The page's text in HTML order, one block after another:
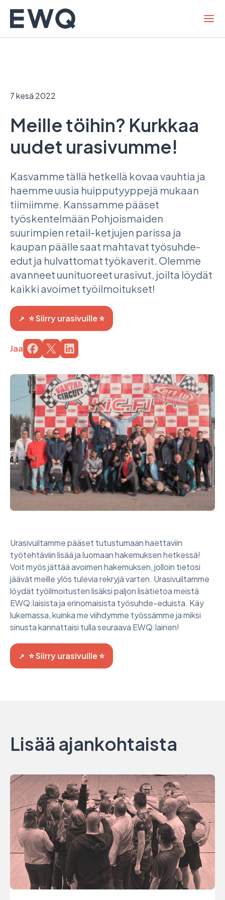
sisältöön
7 kesä 2022
Meille töihin? Kurkkaa
uudet urasivumme!
Kasvamme tällä hetkellä kovaa vauhtia ja
haemme uusia huipputyyppejä mukaan
tiimiimme. Kanssamme pääset
työskentelmään Pohjoismaiden
suurimpien retail-ketjujen parissa ja
kaupan päälle saat mahtavat työsuhde-
edut ja hulvattomat työkaverit. Olemme
avanneet uunituoreet urasivut, joilta löydät
kaikki avoimet työilmoitukset!
Sivu avautuu uudessa ikkunassa
↗︎ ⭐ Siirry urasivuille ⭐
Jaa Jaa sivu palvelussa
Jaa sivu palvelussa
Jaa sivu palvelussa
Urasivuiltamme pääset tutustumaan haettaviin
työtehtäviin lisää ja luomaan hakemuksen hetkessä!
Voit myös jättää avoimen hakemuksen, jolloin tietosi
jäävät meille ylös tulevia rekryjä varten. Urasivuiltamme
löydät työilmoitusten lisäksi paljon lisätietoa meistä
EWQ:laisista ja erinomaisista työsuhde-eduista. Käy
lukemassa, kuinka me viihdymme työssämme ja miksi
sinusta kannattaisi tulla seuraava EWQ:lainen!
Sivu avautuu uudessa ikkunassa
↗︎ ⭐ Siirry urasivuille ⭐
Lisää ajankohtaista